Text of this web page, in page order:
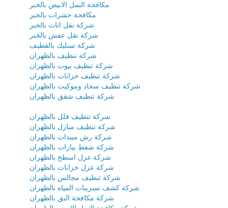
مكافحة النمل الابيض بالخبر
مكافحة حشرات بالخبر
شركة نقل اثاث بالخبر
شركة نقل عفش بالخبر
شركة تسليك بالقطيف
شركة تنظيف بالظهران
شركة تنظيف بيوت بالظهران
شركة تنظيف خزانات بالظهران
شركة تنظيف سجاد وموكيت بالظهران
شركة تنظيف شقق بالظهران
شركة تنظيف فلل بالظهران
شركة تنظيف منازل بالظهران
شركة رش مبيدات بالظهران
شركة شفط بيارات بالظهران
شركة عزل اسطح بالظهران
شركة عزل خزانات بالظهران
شركة تنظيف مجالس بالظهران
شركة كشف تسريبات المياه بالظهران
شركة مكافحة البق بالظهران